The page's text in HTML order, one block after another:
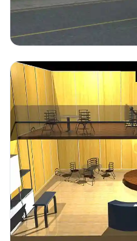
Detayları Gör